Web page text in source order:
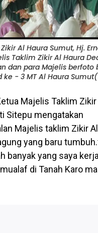
Al Haura Sumut, Hj.
Taklim Zikir Al Haura
dan para Majelis berfoto
- 3 MT Al Haura
Majelis Taklim Zikir
Sitepu mengatakan
Majelis taklim Zikir
yang baru
banyak yang saya
di Tanah Karo